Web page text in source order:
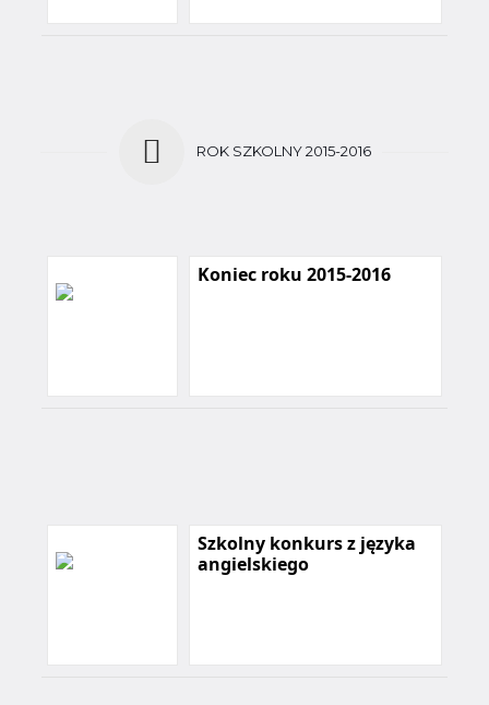
ROK SZKOLNY 2015-2016
Koniec roku 2015-2016
Szkolny konkurs z języka
angielskiego